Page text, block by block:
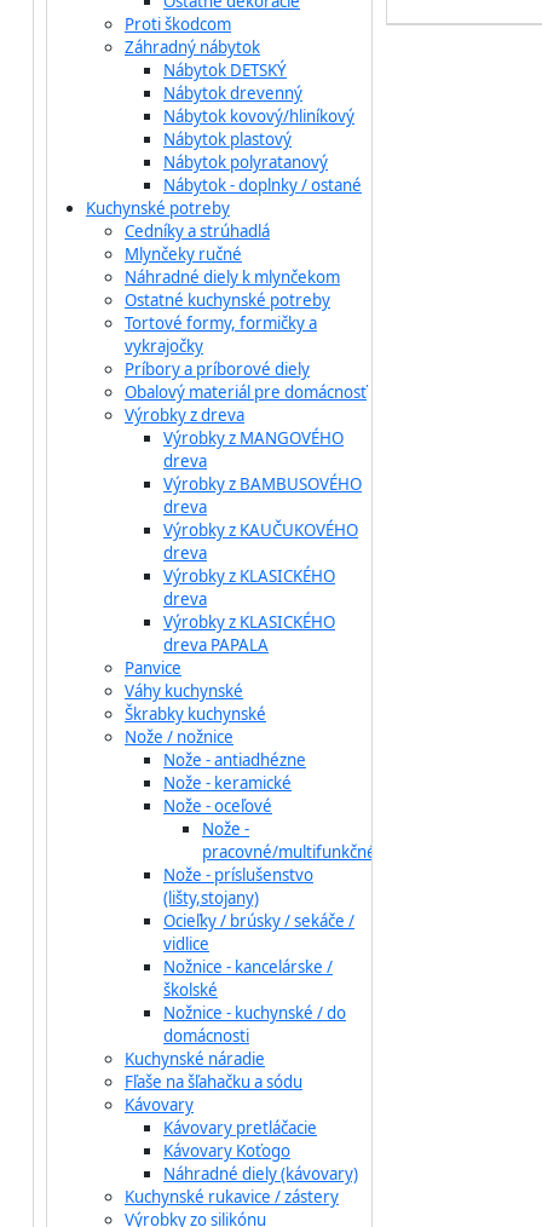
Proti škodcom
Záhradný nábytok
Nábytok DETSKÝ
Nábytok drevenný
Nábytok kovový/hliníkový
Nábytok plastový
Nábytok polyratanový
Nábytok - doplnky / ostané
Kuchynské potreby
Cedníky a strúhadlá
Mlynčeky ručné
Náhradné diely k mlynčekom
Ostatné kuchynské potreby
Tortové formy, formičky a
vykrajočky
Príbory a príborové diely
Obalový materiál pre domácnosť
Výrobky z dreva
Výrobky z MANGOVÉHO
dreva
Výrobky z BAMBUSOVÉHO
dreva
Výrobky z KAUČUKOVÉHO
dreva
Výrobky z KLASICKÉHO
dreva
Výrobky z KLASICKÉHO
dreva PAPALA
Panvice
Váhy kuchynské
Škrabky kuchynské
Nože / nožnice
Nože - antiadhézne
Nože - keramické
Nože - oceľové
Nože -
pracovné/multifunkčné
Nože - príslušenstvo
(lišty,stojany)
Ocieľky / brúsky / sekáče /
vidlice
Nožnice - kancelárske /
školské
Nožnice - kuchynské / do
domácnosti
Kuchynské náradie
Fľaše na šľahačku a sódu
Kávovary
Kávovary pretláčacie
Kávovary Koťogo
Náhradné diely (kávovary)
Kuchynské rukavice / zástery
Výrobky zo silikónu